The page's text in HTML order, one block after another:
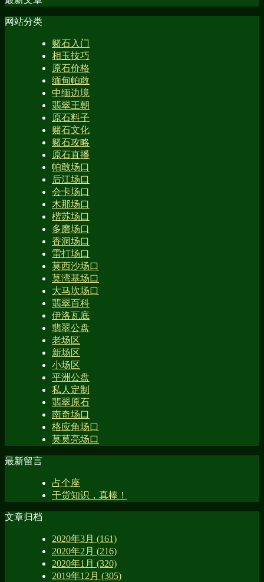
网站分类
赌石入门
相玉技巧
原石价格
缅甸帕敢
中缅边境
翡翠王朝
原石料子
赌石文化
赌石攻略
原石直播
帕敢场口
后江场口
会卡场口
木那场口
楷苏场口
多磨场口
香洞场口
雷打场口
莫西沙场口
莫湾基场口
大马坎场口
翡翠百科
伊洛瓦底
翡翠公盘
老场区
新场区
小场区
平洲公盘
私人定制
翡翠原石
南奇场口
格应角场口
莫莫亮场口
最新留言
占个座
干货知识，真棒！
文章归档
2020年3月 (161)
2020年2月 (216)
2020年1月 (320)
2019年12月 (305)